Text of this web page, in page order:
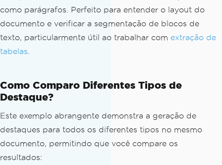
como parágrafos. Perfeito para entender o layout do
documento e verificar a segmentação de blocos de
texto, particularmente útil ao trabalhar com extração de
tabelas
Como Comparo Diferentes Tipos de
Destaque?
Este exemplo abrangente demonstra a geração de
destaques para todos os diferentes tipos no mesmo
documento, permitindo que você compare os
resultados: